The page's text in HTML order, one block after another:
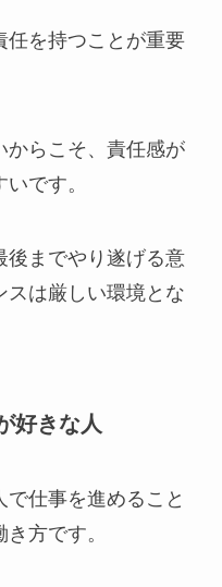
任を持つことが重要
からこそ、責任感が
です。
後までやり遂げる意
スは厳しい環境とな
好きな人
仕事を進めること
方です。